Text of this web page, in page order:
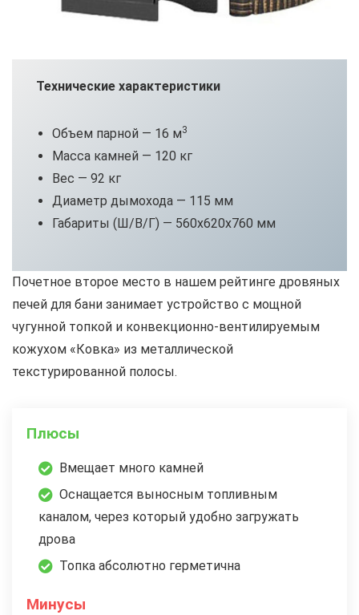
Технические характеристики
Объем парной — 16 м3
Масса камней — 120 кг
Вес — 92 кг
Диаметр дымохода — 115 мм
Габариты (Ш/В/Г) — 560х620х760 мм
Почетное второе место в нашем рейтинге дровяных
печей для бани занимает устройство с мощной
чугунной топкой и конвекционно-вентилируемым
кожухом «Ковка» из металлической
текстурированной полосы.
Плюсы
Вмещает много камней
Оснащается выносным топливным
каналом, через который удобно загружать
дрова
Топка абсолютно герметична
Минусы